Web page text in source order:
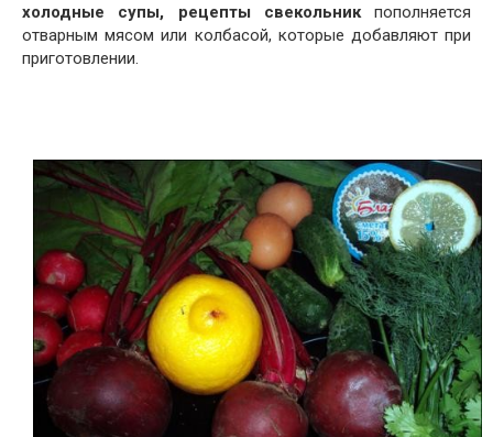
холодные супы, рецепты свекольникпополняется
отварным мясом или колбасой, которые добавляют при
приготовлении.